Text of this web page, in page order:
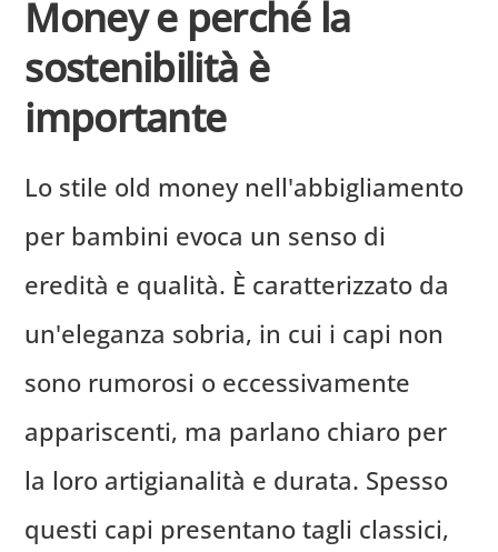
Money e perché la
sostenibilità è
importante
Lo stile old money nell'abbigliamento
per bambini evoca un senso di
eredità e qualità. È caratterizzato da
un'eleganza sobria, in cui i capi non
sono rumorosi o eccessivamente
appariscenti, ma parlano chiaro per
la loro artigianalità e durata. Spesso
questi capi presentano tagli classici,